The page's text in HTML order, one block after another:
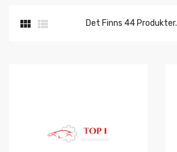
  Det Finns 44 Produkter.